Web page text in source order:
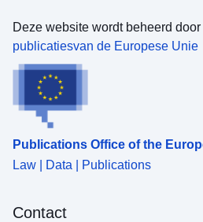
Deze website wordt beheerd
publicatiesvan de Europese Unie
Publications Office of the
Law | Data | Publications
Contact